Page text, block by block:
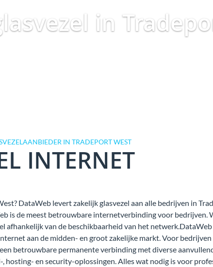
in
IN TRADEPORT WEST
INTERNET
DataWeb levert zakelijk glasvezel aan alle bedrijven in
is de meest betrouwbare internetverbinding voor bedrijven.
afhankelijk van de beschikbaarheid van het
aan de midden- en groot zakelijke markt. Voor
betrouwbare permanente verbinding met diverse
, hosting- en security-oplossingen. Alles wat nodig is voor